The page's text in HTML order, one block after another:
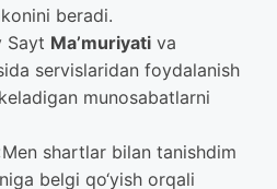
beradi.
Sayt Ma’muriyati va
servislaridan foydalanish
munosabatlarni
shartlar bilan tanishdim
belgi qo‘yish orqali